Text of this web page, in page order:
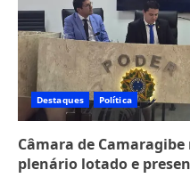
Destaques Política
Câmara de
plenário lotado e